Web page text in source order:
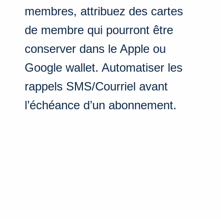
membres, attribuez des cartes
de membre qui pourront être
conserver dans le Apple ou
Google wallet. Automatiser les
rappels SMS/Courriel avant
l’échéance d’un abonnement.